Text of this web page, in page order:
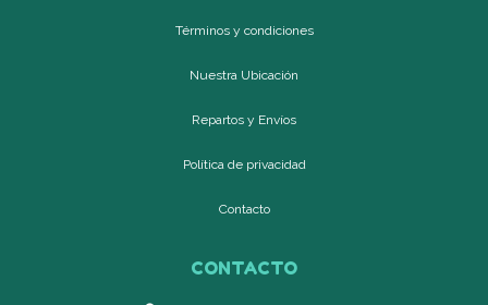
Términos y condiciones
Nuestra Ubicación
Repartos y Envíos
Política de privacidad
Contacto
CONTACTO